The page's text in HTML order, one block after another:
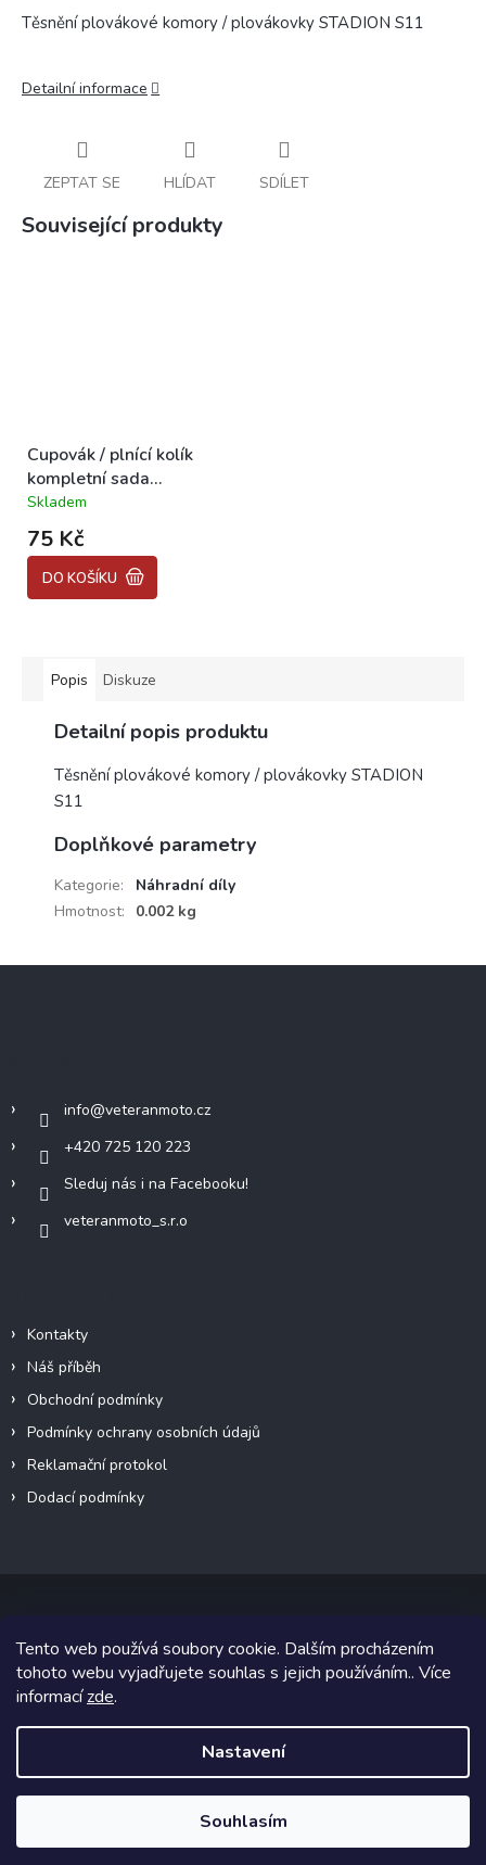
Tento web používá soubory cookie. Dalším procházením
tohoto webu vyjadřujete souhlas s jejich používáním.. Více
informacízde.
Nastavení
Souhlasím
Těsnění plovákové komory / plovákovky STADION S11
Detailní informace
ZEPTAT SE HLÍDAT SDÍLET
Související produkty
Cupovák / plnící kolík
kompletní sada
STADION S11
Průměrné
hodnocení
produktu
je
5,0
Skladem
75 Kč
DO KOŠÍKU
Popis Diskuze
Detailní popis produktu
Těsnění plovákové komory / plovákovky STADION
S11
Doplňkové parametry
Kategorie:
Náhradní díly
Hmotnost: 0.002 kg
info@veteranmoto.cz
+420 725 120 223
Sleduj nás i na Facebooku!
veteranmoto_s.r.o
Kontakty
Náš příběh
Obchodní podmínky
Podmínky ochrany osobních údajů
Reklamační protokol
Dodací podmínky
Copyright 2026VeteránMoto s.r.o.. Všechna práva vyhrazena.
Grafický návrh vytvořil a na Shoptet implementoval
Shoptetak.cz.
Vytvořil Shoptet